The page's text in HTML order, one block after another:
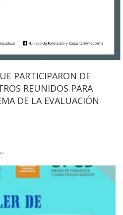
PARTICIPARON DE
REUNIDOS PARA
DE LA EVALUACIÓN